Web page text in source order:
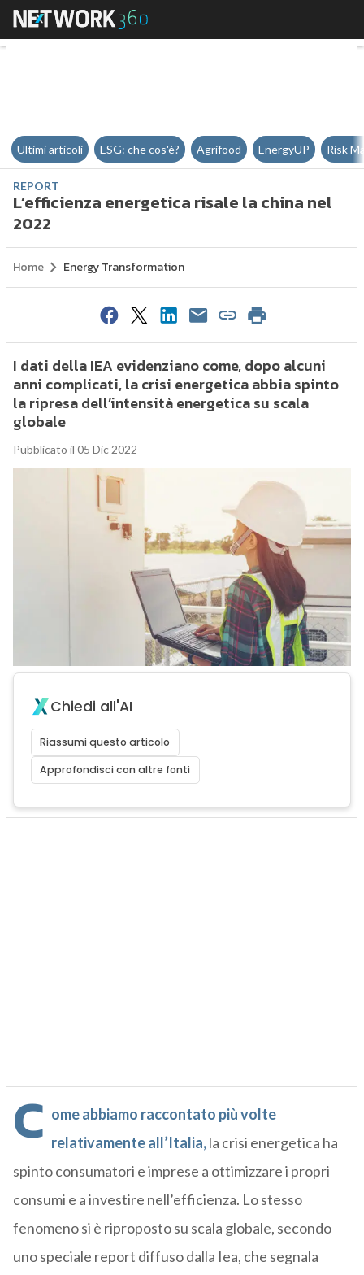
L’efficienza energetica risale la
Ultimi articoli ESG: che cos'è? Agrifood EnergyUP Risk
REPORT
L’efficienza energetica risale la china nel
2022
Home Energy Transformation
I dati della IEA evidenziano come, dopo alcuni
anni complicati, la crisi energetica abbia spinto
la ripresa dell’intensità energetica su scala
globale
Pubblicato il 05 Dic 2022
Chiedi all'AI
Riassumi questo articolo
Approfondisci con altre fonti
C ome abbiamo raccontato più volte
relativamente all’Italia,la crisi energetica ha
spinto consumatori e imprese a ottimizzare i propri
consumi e a investire nell’efficienza. Lo stesso
fenomeno si è riproposto su scala globale, secondo
uno speciale report diffuso dalla Iea, che segnala